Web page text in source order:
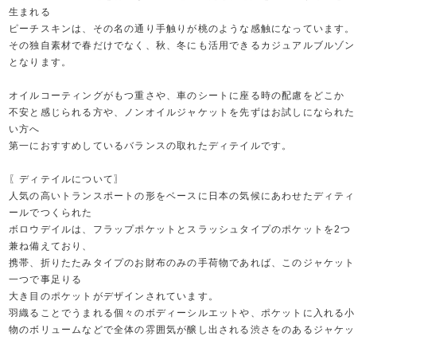
生まれる
ピーチスキンは、その名の通り手触りが桃のような感触になっています。
その独自素材で春だけでなく、秋、冬にも活用できるカジュアルブルゾン
となります。
オイルコーティングがもつ重さや、車のシートに座る時の配慮をどこか
不安と感じられる方や、ノンオイルジャケットを先ずはお試しになられた
い方へ
第一におすすめしているバランスの取れたディテイルです。
〖ディテイルについて〗
人気の高いトランスポートの形をベースに日本の気候にあわせたディティ
ールでつくられた
ボロウデイルは、フラップポケットとスラッシュタイプのポケットを2つ
兼ね備えており、
携帯、折りたたみタイプのお財布のみの手荷物であれば、このジャケット
一つで事足りる
大き目のポケットがデザインされています。
羽織ることでうまれる個々のボディーシルエットや、ポケットに入れる小
物のボリュームなどで全体の雰囲気が醸し出される渋さをのあるジャケッ